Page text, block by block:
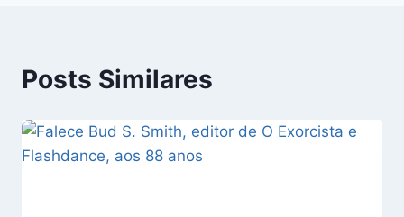
Posts Similares